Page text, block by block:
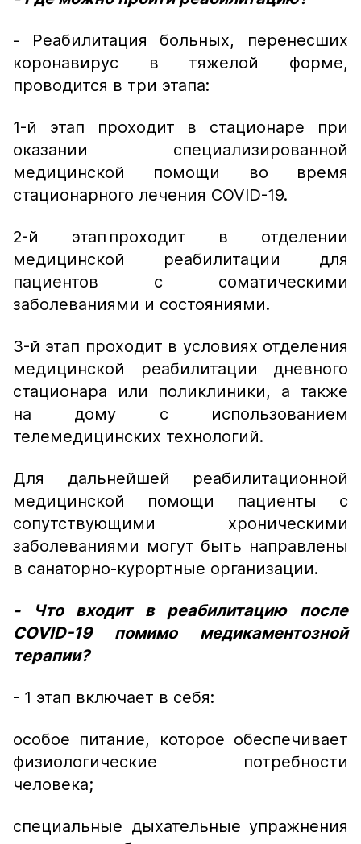
- Реабилитация больных, перенесших
коронавирус в тяжелой форме,
проводится в три этапа:
1-й этап проходит в стационаре при
оказании специализированной
медицинской помощи во время
стационарного лечения COVID-19.
2-й этап проходит в отделении
медицинской реабилитации для
пациентов с соматическими
заболеваниями и состояниями.
3-й этап проходит в условиях отделения
медицинской реабилитации дневного
стационара или поликлиники, а также
на дому с использованием
телемедицинских технологий.
Для дальнейшей реабилитационной
медицинской помощи пациенты с
сопутствующими хроническими
заболеваниями могут быть направлены
в санаторно-курортные организации.
- Что входит в реабилитацию после
COVID-19 помимо медикаментозной
терапии?
- 1 этап включает в себя:
особое питание, которое обеспечивает
физиологические потребности
человека;
специальные дыхательные упражнения